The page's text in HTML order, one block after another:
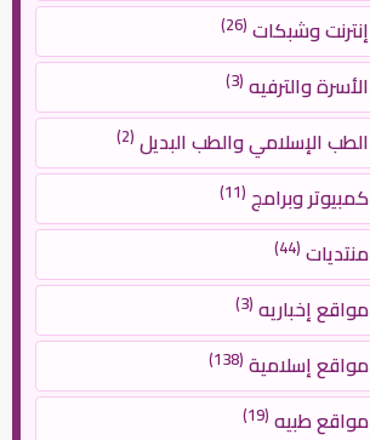
إنترنت وشبكات (26)
الأسرة والترفيه (3)
الطب الإسلامي والطب البديل (2)
كمبيوتر وبرامج (11)
منتديات (44)
مواقع إخباريه (3)
مواقع إسلامية (138)
مواقع طبيه (19)